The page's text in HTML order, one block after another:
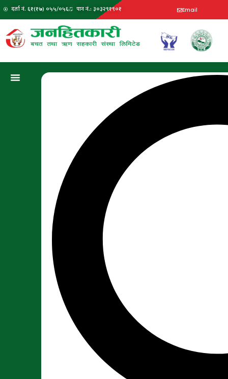
दर्ता नं. ६१(१७) ०५५/०५६ पान नं.: ३०३२९१९०१ Email